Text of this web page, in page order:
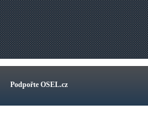
Podpořte OSEL.cz